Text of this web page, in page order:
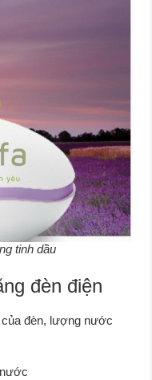
tinh dầu
đèn điện
đèn, lượng nước